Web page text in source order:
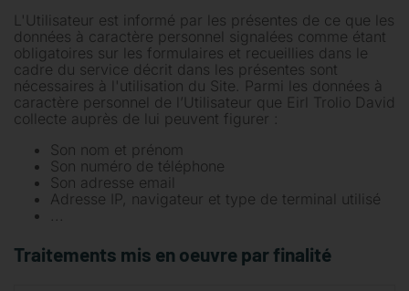
L'Utilisateur est informé par les présentes de ce que les
données à caractère personnel signalées comme étant
obligatoires sur les formulaires et recueillies dans le
cadre du service décrit dans les présentes sont
nécessaires à l'utilisation du Site. Parmi les données à
caractère personnel de l’Utilisateur que Eirl Trolio David
collecte auprès de lui peuvent figurer :
Son nom et prénom
Son numéro de téléphone
Son adresse email
Adresse IP, navigateur et type de terminal utilisé
...
Traitements mis en oeuvre par finalité